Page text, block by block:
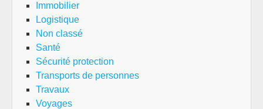
Immobilier
Logistique
Non classé
Santé
Sécurité protection
Transports de personnes
Travaux
Voyages